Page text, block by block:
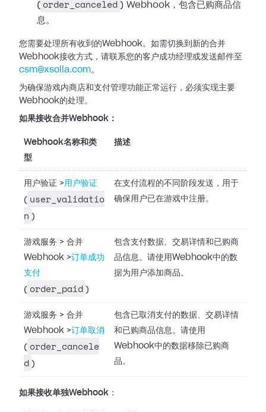
( order_canceled ) Webhook，包含已购商品信
息。
您需要处理所有收到的Webhook。如需切换到新的合并
Webhook接收方式，请联系您的客户成功经理或发送邮件至
csm@xsolla.com。
为确保游戏内商店和支付管理功能正常运行，必须实现主要
Webhook的处理。
如果接收合并Webhook：
Webhook名称和类
型
描述
用户验证 >用户验证
( user_validatio
n )
在支付流程的不同阶段发送，用于
确保用户已在游戏中注册。
游戏服务 > 合并
Webhook >订单成功
支付
( order_paid )
包含支付数据、交易详情和已购商
品信息。请使用Webhook中的数
据为用户添加商品。
游戏服务 > 合并
Webhook >订单取消
( order_cancele
d )
包含已取消支付的数据、交易详情
和已购商品信息。请使用
Webhook中的数据移除已购商
品。
如果接收单独Webhook ：